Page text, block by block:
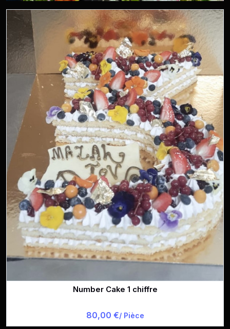
Number Cake 1 chiffre
80,00 €/ Pièce